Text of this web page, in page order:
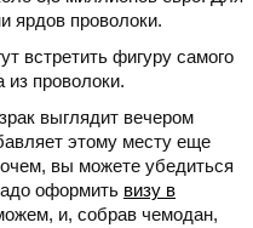
ярдов проволоки.
встретить фигуру самого
из проволоки.
выглядит вечером
этому месту еще
вы можете убедиться
оформить визу в
и, собрав чемодан,